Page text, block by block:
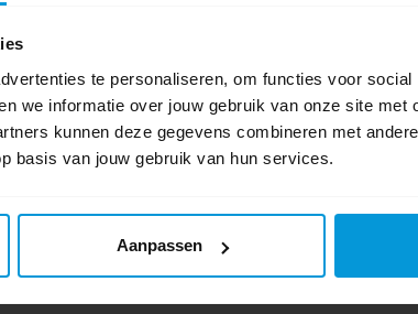
te personaliseren, om functies voor
we informatie over jouw gebruik van onze site met
kunnen deze gegevens combineren met
basis van jouw gebruik van hun services.
Aanpassen